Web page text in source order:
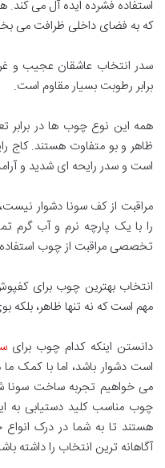
استفاده فشرده ایده آل می
که به فضای داخلی ظرافت می
سدر انتخاب عاشقان عجیب و
برابر رطوبت بسیار مقاوم است.
همه این نوع چوب ها در برابر
ظاهر و بو متفاوت هستند. کاج
است و سدر رایحه ای شدید و
مراقبت از کف سونا دشوار
را با یک پارچه نرم و آب گرم
تخصصی مراقبت از چوب
انتخاب بهترین چوب برای
مهم است که نه تنها ظاهر، بلکه
دانستن اینکه کدام چوب برای
است دشوار باشد، اما با کمک ما
می خواهیم تجربه ساخت سونا
چوب مناسب کلید دستیابی به
هستند تا به شما در درک انواع
آگاهانه ترین انتخاب را داشته